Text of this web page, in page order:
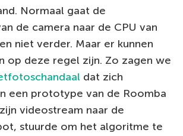
Normaal gaat de
de camera naar de CPU van
niet verder. Maar er kunnen
op deze regel zijn. Zo zagen we
dat zich
een prototype van de Roomba
videostream naar de
stuurde om het algoritme te